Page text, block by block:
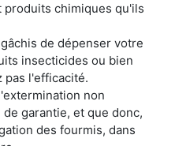
produits chimiques qu'ils
de dépenser votre
insecticides ou bien
pas l'efficacité.
non
garantie, et que donc,
des fourmis, dans